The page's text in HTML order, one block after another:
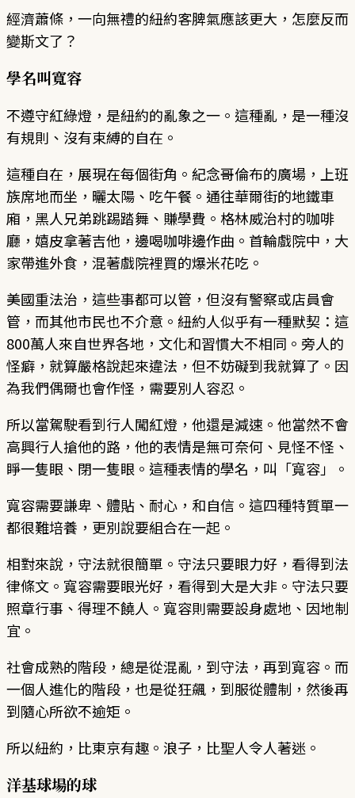
經濟蕭條，一向無禮的紐約客脾氣應該更大，怎麼反而
變斯文了？
學名叫寬容
不遵守紅綠燈，是紐約的亂象之一。這種亂，是一種沒
有規則、沒有束縛的自在。
這種自在，展現在每個街角。紀念哥倫布的廣場，上班
族席地而坐，曬太陽、吃午餐。通往華爾街的地鐵車
廂，黑人兄弟跳踢踏舞、賺學費。格林威治村的咖啡
廳，嬉皮拿著吉他，邊喝咖啡邊作曲。首輪戲院中，大
家帶進外食，混著戲院裡買的爆米花吃。
美國重法治，這些事都可以管，但沒有警察或店員會
管，而其他市民也不介意。紐約人似乎有一種默契：這
800萬人來自世界各地，文化和習慣大不相同。旁人的
怪癖，就算嚴格說起來違法，但不妨礙到我就算了。因
為我們偶爾也會作怪，需要別人容忍。
所以當駕駛看到行人闖紅燈，他還是減速。他當然不會
高興行人搶他的路，他的表情是無可奈何、見怪不怪、
睜一隻眼、閉一隻眼。這種表情的學名，叫「寬容」。
寬容需要謙卑、體貼、耐心，和自信。這四種特質單一
都很難培養，更別說要組合在一起。
相對來說，守法就很簡單。守法只要眼力好，看得到法
律條文。寬容需要眼光好，看得到大是大非。守法只要
照章行事、得理不饒人。寬容則需要設身處地、因地制
宜。
社會成熟的階段，總是從混亂，到守法，再到寬容。而
一個人進化的階段，也是從狂飆，到服從體制，然後再
到隨心所欲不逾矩。
所以紐約，比東京有趣。浪子，比聖人令人著迷。
洋基球場的球